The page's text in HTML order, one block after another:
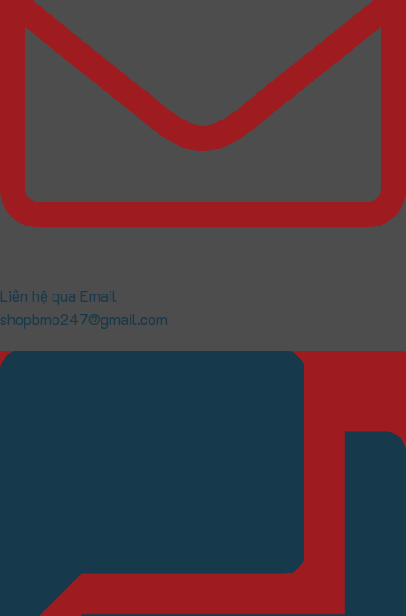
Liên hệ qua Email
shopbmo247@gmail.com